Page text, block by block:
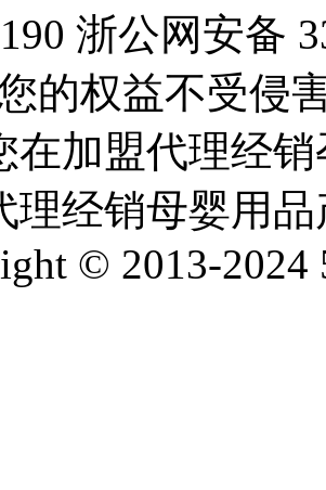
浙公网安备
的权益不受侵
在加盟代理经
理经销母婴用
© 2013-2024